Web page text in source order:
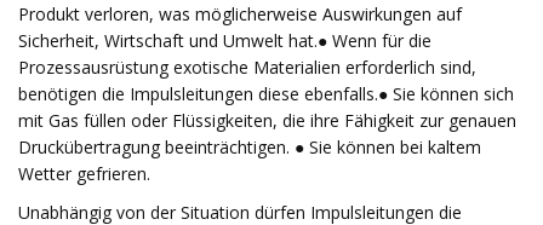
Produkt verloren, was möglicherweise Auswirkungen auf
Sicherheit, Wirtschaft und Umwelt hat.● Wenn für die
Prozessausrüstung exotische Materialien erforderlich sind,
benötigen die Impulsleitungen diese ebenfalls.● Sie können sich
mit Gas füllen oder Flüssigkeiten, die ihre Fähigkeit zur genauen
Druckübertragung beeinträchtigen. ● Sie können bei kaltem
Wetter gefrieren.
Unabhängig von der Situation dürfen Impulsleitungen die